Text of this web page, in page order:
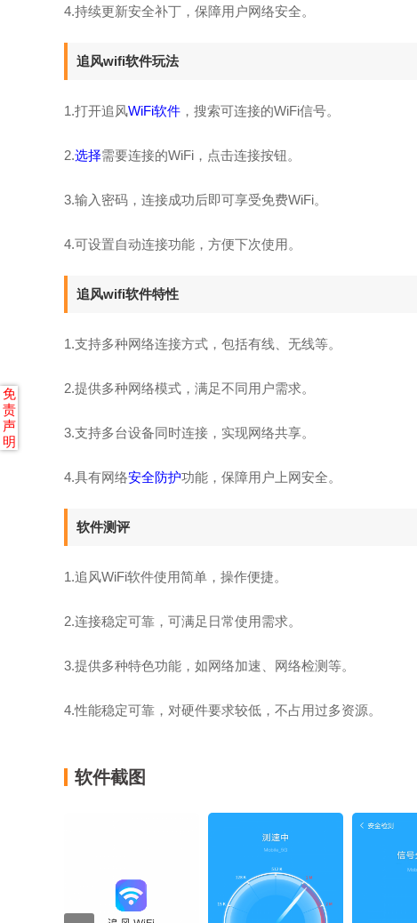
4.持续更新安全补丁，保障用户网络安全。
追风wifi软件玩法
1.打开追风WiFi软件 ，搜索可连接的WiFi信号。
2.选择需要连接的WiFi，点击连接按钮。
3.输入密码，连接成功后即可享受免费WiFi。
4.可设置自动连接功能，方便下次使用。
追风wifi软件特性
1.支持多种网络连接方式，包括有线、无线等。
2.提供多种网络模式，满足不同用户需求。
3.支持多台设备同时连接，实现网络共享。
4.具有网络安全防护功能，保障用户上网安全。
软件测评
1.追风WiFi软件使用简单，操作便捷。
2.连接稳定可靠，可满足日常使用需求。
3.提供多种特色功能，如网络加速、网络检测等。
4.性能稳定可靠，对硬件要求较低，不占用过多资源。
软件截图
免
责
声
明